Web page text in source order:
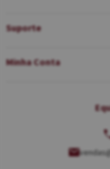
Suporte
Minha Conta